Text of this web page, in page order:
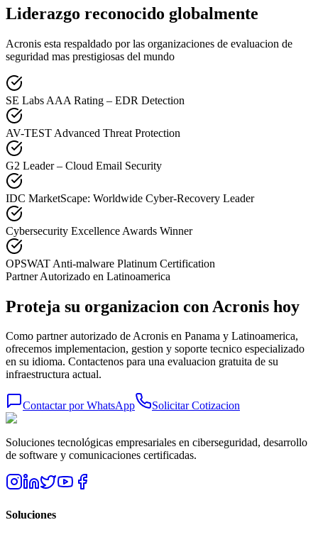
Liderazgo reconocido globalmente
Acronis esta respaldado por las organizaciones de evaluacion de
seguridad mas prestigiosas del mundo
SE Labs AAA Rating – EDR Detection
AV-TEST Advanced Threat Protection
G2 Leader – Cloud Email Security
IDC MarketScape: Worldwide Cyber-Recovery Leader
Cybersecurity Excellence Awards Winner
OPSWAT Anti-malware Platinum Certification
Partner Autorizado en Latinoamerica
Proteja su organizacion con Acronis hoy
Como partner autorizado de Acronis en Panama y Latinoamerica,
ofrecemos implementacion, gestion y soporte tecnico especializado
en su idioma. Contactenos para una evaluacion gratuita de su
infraestructura actual.
Contactar por WhatsApp Solicitar Cotizacion
Soluciones tecnológicas empresariales en ciberseguridad, desarrollo
de software y comunicaciones certificadas.
Soluciones